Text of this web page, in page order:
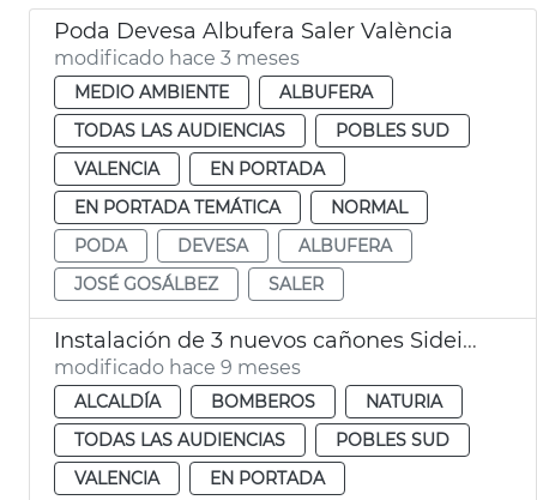
Poda Devesa Albufera Saler València
modificado hace 3 meses
MEDIO AMBIENTE
ALBUFERA
TODAS LAS AUDIENCIAS
POBLES SUD
VALENCIA
EN PORTADA
EN PORTADA TEMÁTICA
NORMAL
PODA
DEVESA
ALBUFERA
JOSÉ GOSÁLBEZ
SALER
Instalación de 3 nuevos cañones Sideinfo en El Saler
modificado hace 9 meses
ALCALDÍA BOMBEROS
NATURIA
TODAS LAS AUDIENCIAS
POBLES SUD
VALENCIA
EN PORTADA